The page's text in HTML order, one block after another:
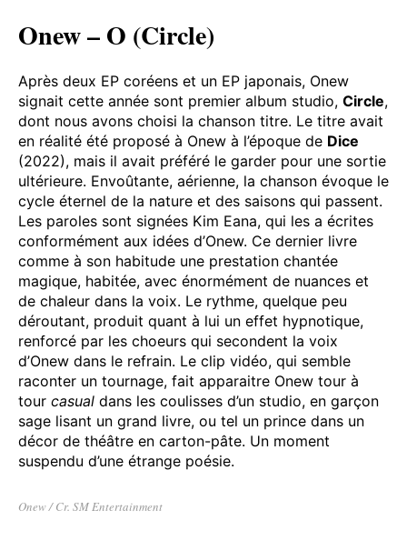
Onew – O (Circle)
Après deux EP coréens et un EP japonais, Onew
signait cette année sont premier album studio,Circle,
dont nous avons choisi la chanson titre. Le titre avait
en réalité été proposé à Onew à l’époque de Dice
(2022), mais il avait préféré le garder pour une sortie
ultérieure. Envoûtante, aérienne, la chanson évoque le
cycle éternel de la nature et des saisons qui passent.
Les paroles sont signées Kim Eana, qui les a écrites
conformément aux idées d’Onew. Ce dernier livre
comme à son habitude une prestation chantée
magique, habitée, avec énormément de nuances et
de chaleur dans la voix. Le rythme, quelque peu
déroutant, produit quant à lui un effet hypnotique,
renforcé par les choeurs qui secondent la voix
d’Onew dans le refrain. Le clip vidéo, qui semble
raconter un tournage, fait apparaitre Onew tour à
sage lisant un grand livre, ou tel un prince dans un